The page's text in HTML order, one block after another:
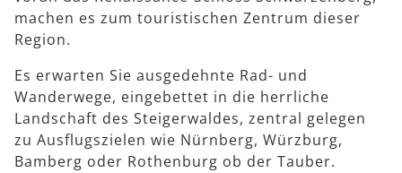
machen es zum touristischen Zentrum dieser
Region.
Es erwarten Sie ausgedehnte Rad- und
Wanderwege, eingebettet in die herrliche
Landschaft des Steigerwaldes, zentral gelegen
zu Ausflugszielen wie Nürnberg, Würzburg,
Bamberg oder Rothenburg ob der Tauber.